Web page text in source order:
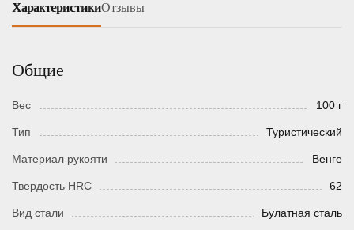
ХарактеристикиОтзывы
Общие
Вес 100 г
Тип Туристический
Материал рукояти Венге
Твердость HRC 62
Вид стали Булатная сталь